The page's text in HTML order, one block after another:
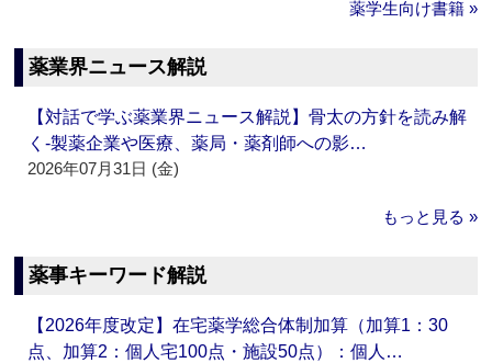
薬学生向け書籍 »
薬業界ニュース解説
【対話で学ぶ薬業界ニュース解説】骨太の方針を読み解
く‐製薬企業や医療、薬局・薬剤師への影…
2026年07月31日 (金)
もっと見る »
薬事キーワード解説
【2026年度改定】在宅薬学総合体制加算（加算1：30
点、加算2：個人宅100点・施設50点）：個人…